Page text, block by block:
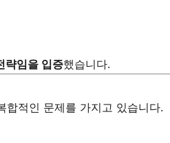
략임을 입증했습니다.
합적인 문제를 가지고 있습니다.